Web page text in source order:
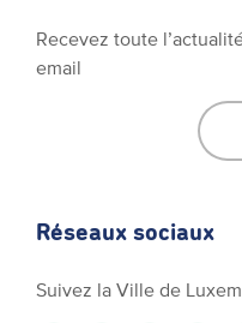
Recevez toute
email
Réseaux sociaux
Suivez la Ville de